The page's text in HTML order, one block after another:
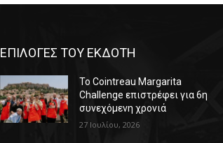
ΕΠΙΛΟΓΕΣ ΤΟΥ ΕΚΔΟΤΗ
Το Cointreau Margarita
Challenge επιστρέφει για 6η
συνεχόμενη χρονιά
27 Ιουλίου, 2026